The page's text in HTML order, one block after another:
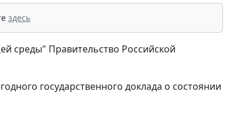
здесь
среды" Правительство Российской
государственного доклада о состоянии